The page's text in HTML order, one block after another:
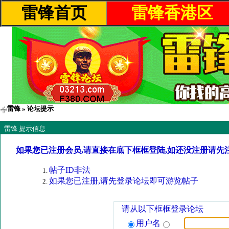
雷锋首页 雷锋香港区
雷锋 » 论坛提示
雷锋 提示信息
如果您已注册会员,请直接在底下框框登陆,如还没注册请先
帖子ID非法
如果您已注册,请先登录论坛即可游览帖子
请从以下框框登录论坛
用户名